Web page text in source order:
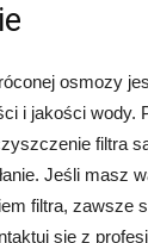
osmozy
i jakości wody.
filtra
Jeśli masz
filtra, zawsze
się z